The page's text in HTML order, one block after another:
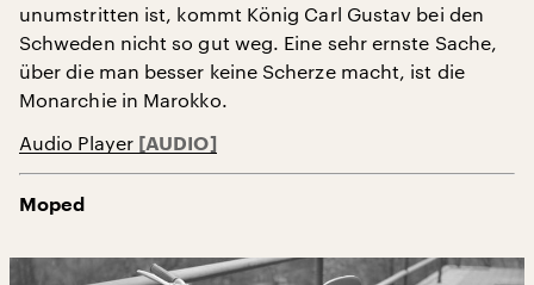
unumstritten ist, kommt König Carl Gustav bei den
Schweden nicht so gut weg. Eine sehr ernste Sache,
über die man besser keine Scherze macht, ist die
Monarchie in Marokko.
Audio Player
Moped